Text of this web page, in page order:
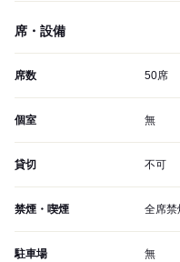
席・設備
席数 50席
個室 無
貸切 不可
禁煙・喫煙 全席禁
駐車場 無